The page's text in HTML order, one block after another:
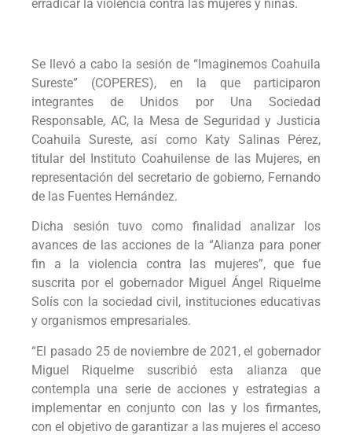
erradicar la violencia contra las mujeres y niñas.
Se llevó a cabo la sesión de “Imaginemos Coahuila
Sureste” (COPERES), en la que participaron
integrantes de Unidos por Una Sociedad
Responsable, AC, la Mesa de Seguridad y Justicia
Coahuila Sureste, así como Katy Salinas Pérez,
titular del Instituto Coahuilense de las Mujeres, en
representación del secretario de gobierno, Fernando
de las Fuentes Hernández.
Dicha sesión tuvo como finalidad analizar los
avances de las acciones de la “Alianza para poner
fin a la violencia contra las mujeres”, que fue
suscrita por el gobernador Miguel Ángel Riquelme
Solís con la sociedad civil, instituciones educativas
y organismos empresariales.
“El pasado 25 de noviembre de 2021, el gobernador
Miguel Riquelme suscribió esta alianza que
contempla una serie de acciones y estrategias a
implementar en conjunto con las y los firmantes,
con el objetivo de garantizar a las mujeres el acceso